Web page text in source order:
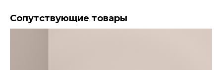
Сопутствующие товары